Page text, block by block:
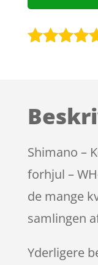
kundebedø
Shimano –
forhjul –
de mange
samlingen
Yderligere